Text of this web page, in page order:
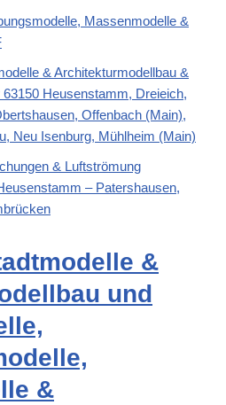
Massenmodelle &
& Architekturmodellbau &
Heusenstamm, Dreieich,
Offenbach (Main),
Neu Isenburg, Mühlheim (Main)
& Luftströmung
– Patershausen,
&
und
&